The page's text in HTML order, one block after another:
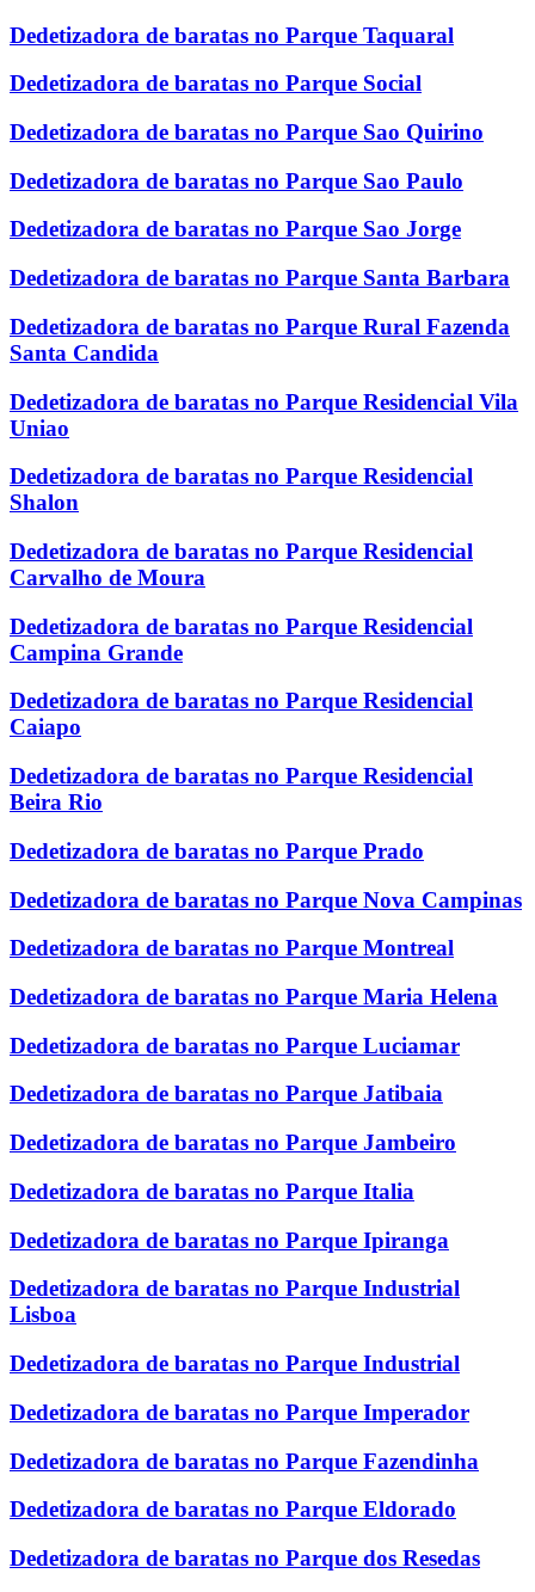
Dedetizadora de baratas no Parque Taquaral
Dedetizadora de baratas no Parque Social
Dedetizadora de baratas no Parque Sao Quirino
Dedetizadora de baratas no Parque Sao Paulo
Dedetizadora de baratas no Parque Sao Jorge
Dedetizadora de baratas no Parque Santa Barbara
Dedetizadora de baratas no Parque Rural Fazenda
Santa Candida
Dedetizadora de baratas no Parque Residencial Vila
Uniao
Dedetizadora de baratas no Parque Residencial
Shalon
Dedetizadora de baratas no Parque Residencial
Carvalho de Moura
Dedetizadora de baratas no Parque Residencial
Campina Grande
Dedetizadora de baratas no Parque Residencial
Caiapo
Dedetizadora de baratas no Parque Residencial
Beira Rio
Dedetizadora de baratas no Parque Prado
Dedetizadora de baratas no Parque Nova Campinas
Dedetizadora de baratas no Parque Montreal
Dedetizadora de baratas no Parque Maria Helena
Dedetizadora de baratas no Parque Luciamar
Dedetizadora de baratas no Parque Jatibaia
Dedetizadora de baratas no Parque Jambeiro
Dedetizadora de baratas no Parque Italia
Dedetizadora de baratas no Parque Ipiranga
Dedetizadora de baratas no Parque Industrial
Lisboa
Dedetizadora de baratas no Parque Industrial
Dedetizadora de baratas no Parque Imperador
Dedetizadora de baratas no Parque Fazendinha
Dedetizadora de baratas no Parque Eldorado
Dedetizadora de baratas no Parque dos Resedas